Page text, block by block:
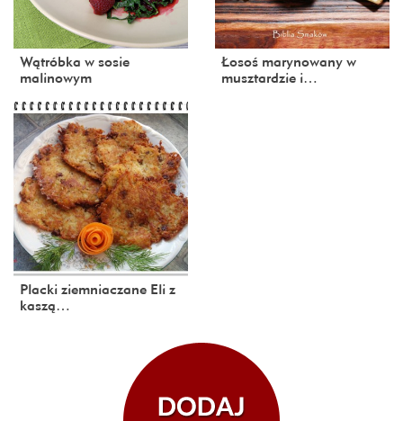
Wątróbka w sosie
malinowym
Łosoś marynowany w
musztardzie i…
Placki ziemniaczane Eli z
kaszą…